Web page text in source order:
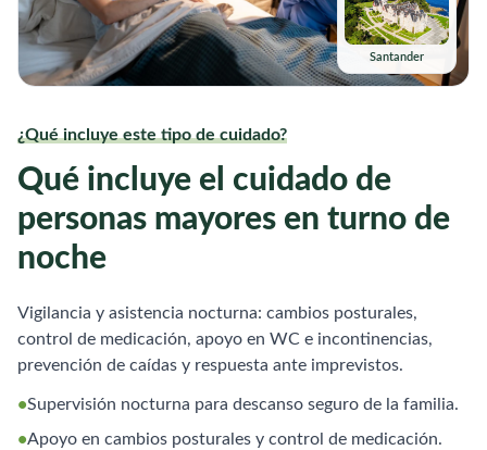
Santander
¿Qué incluye este tipo de cuidado?
Qué incluye el cuidado de
personas mayores en turno de
noche
Vigilancia y asistencia nocturna: cambios posturales,
control de medicación, apoyo en WC e incontinencias,
prevención de caídas y respuesta ante imprevistos.
•Supervisión nocturna para descanso seguro de la familia.
•Apoyo en cambios posturales y control de medicación.